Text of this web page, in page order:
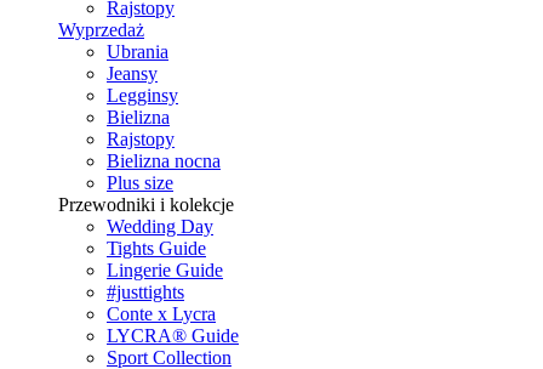
Rajstopy
Wyprzedaż
Ubrania
Jeansy
Legginsy
Bielizna
Rajstopy
Bielizna nocna
Plus size
Przewodniki i kolekcje
Wedding Day
Tights Guide
Lingerie Guide
#justtights
Conte x Lycra
LYCRA® Guide
Sport Сollection